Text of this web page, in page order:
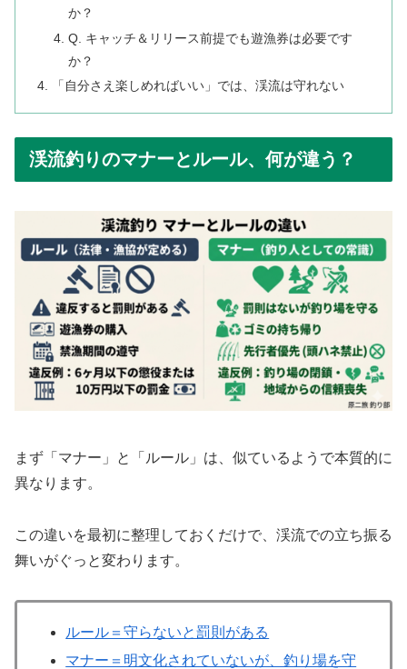
か？
Q. キャッチ＆リリース前提でも遊漁券は必要です
か？
「自分さえ楽しめればいい」では、渓流は守れない
渓流釣りのマナーとルール、何が違う？
まず「マナー」と「ルール」は、似ているようで本質的に
異なります。
この違いを最初に整理しておくだけで、渓流での立ち振る
舞いがぐっと変わります。
ルール＝守らないと罰則がある
マナー＝明文化されていないが、釣り場を守